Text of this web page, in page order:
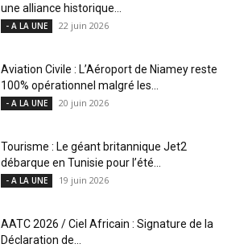
une alliance historique...
- A LA UNE 22 juin 2026
Aviation Civile : L’Aéroport de Niamey reste
100% opérationnel malgré les...
- A LA UNE 20 juin 2026
Tourisme : Le géant britannique Jet2
débarque en Tunisie pour l’été...
- A LA UNE 19 juin 2026
AATC 2026 / Ciel Africain : Signature de la
Déclaration de...